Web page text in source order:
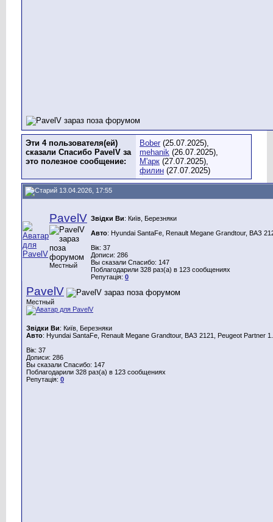
Эти 4 пользователя(ей)
сказали Спасибо PavelV за
это полезное сообщение:
Bober (25.07.2025),
mehanik (26.07.2025),
М'арк (27.07.2025),
филин (27.07.2025)
13.04.2026, 17:55
PavelV
Местный
Звідки Ви: Київ, Березняки
Авто: Hyundai SantaFe, Renault Megane Grandtour, ВАЗ
Вік: 37
Дописи: 286
Вы сказали Спасибо: 147
Поблагодарили 328 раз(а) в 123 сообщениях
Репутація: 0
PavelV
Местный
Звідки Ви: Київ, Березняки
Авто: Hyundai SantaFe, Renault Megane Grandtour, ВАЗ 2121, Peugeot Partner
Вік: 37
Дописи: 286
Вы сказали Спасибо: 147
Поблагодарили 328 раз(а) в 123 сообщениях
Репутація: 0